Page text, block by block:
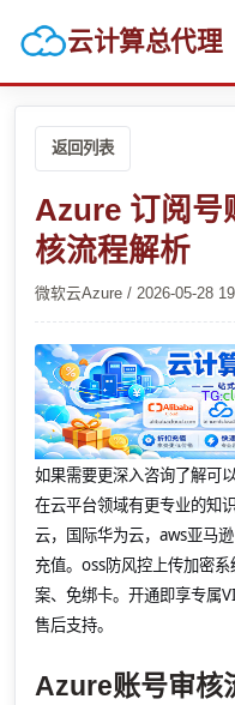
云计算总代理
返回列表
Azure 订阅号
核流程解析
微软云Azure / 2026-05-28
如果需要更深入咨询了解可
在云平台领域有更专业的知
云，国际华为云，aws亚马
充值。oss防风控上传加密
案、免绑卡。开通即享专属
售后支持。
Azure账号审核